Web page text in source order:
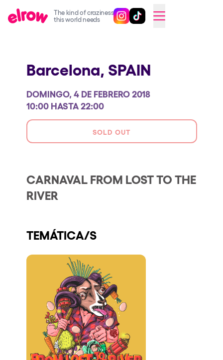
The kind of craziness
this world needs
Sigue @elrowofficial en
Sigue @elrowofficial en
SWITCH TO ENGLISH
elrow Ibiza x [UNVRS] 2026
Snowrow Festival 2026
elrow Island 2026
elrow Shop
Our Creative World
Music
Quienes somos
¿Quieres trabajar con nosotros?
elrow News
Síguenos en tiktok
Síguenos en facebook
Síguenos en instagram
Síguenos en twitter
Síguenos en linkedin
Síguenos en youtube
Política de Privacidad
Política de Cookies
Barcelona, SPAIN
DOMINGO, 4 DE FEBRERO 2018
10:00 HASTA 22:00
SOLD OUT
CARNAVAL FROM LOST TO THE
RIVER
TEMÁTICA/S